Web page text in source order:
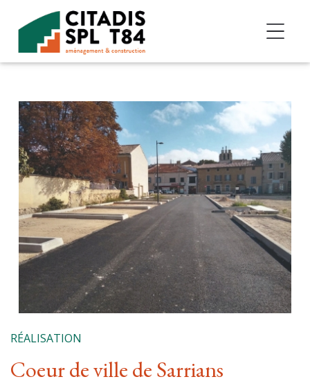
Accéder au contenu
RÉALISATION
Coeur de ville de Sarrians